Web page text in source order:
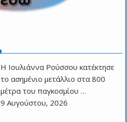
Η Ιουλιάννα Ρούσσου κατέκτησε
το ασημένιο μετάλλιο στα 800
μέτρα του παγκοσμίου …
9 Αυγούστου, 2026